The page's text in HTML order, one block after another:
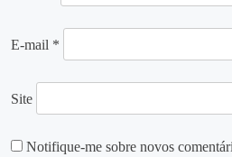
E-mail *
Site
Notifique-me sobre novos